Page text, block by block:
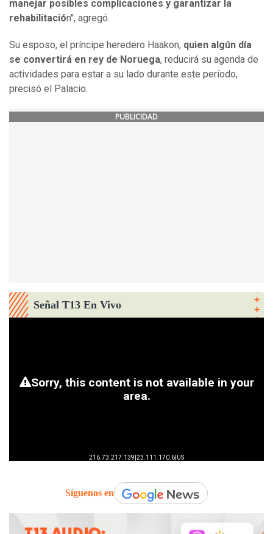
manejar posibles complicaciones y garantizar la
rehabilitación", agregó.
Su esposo, el príncipe heredero Haakon, quien algún día
se convertirá en rey de Noruega, reducirá su agenda de
actividades para estar a su lado durante este período,
precisó el Palacio.
PUBLICIDAD
Señal T13 En Vivo
Síguenos en